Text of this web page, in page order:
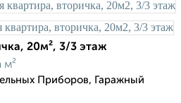
20м², 3/3 этаж
м²
Приборов, Гаражный